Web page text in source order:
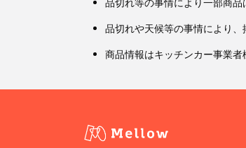
品切れや天候等の事情により、
商品情報はキッチンカー事業